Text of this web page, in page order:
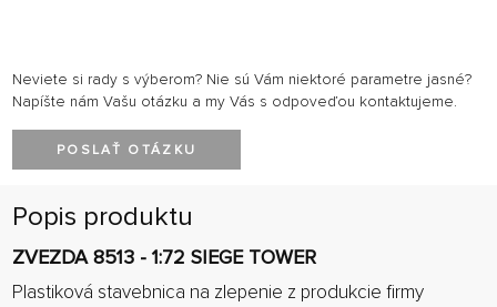
Neviete si rady s výberom? Nie sú Vám niektoré parametre jasné?
Napíšte nám Vašu otázku a my Vás s odpoveďou kontaktujeme.
POSLAŤ OTÁZKU
Popis produktu
ZVEZDA 8513 - 1:72 SIEGE TOWER
Plastiková stavebnica na zlepenie z produkcie firmy